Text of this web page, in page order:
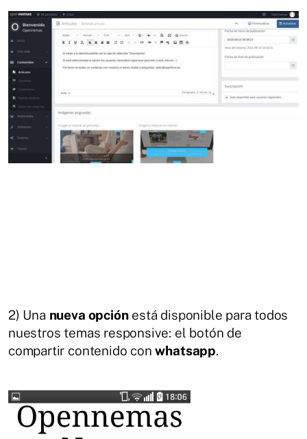
2) Una nueva opciónestá disponible para todos
nuestros temas responsive: el botón de
compartir contenido conwhatsapp.